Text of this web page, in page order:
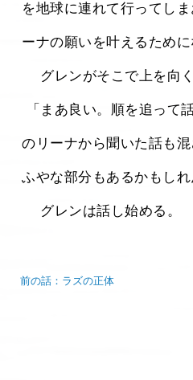
を地球に連れて行ってし
ーナの願いを叶えるために
グレンがそこで上を向く
のリーナから聞いた話も
ふやな部分もあるかもしれ
グレンは話し始める。
前の話：ラズの正体